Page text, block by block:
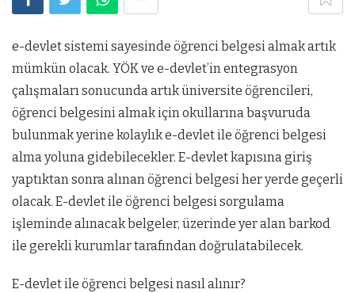
e-devlet sistemi sayesinde öğrenci belgesi almak artık
mümkün olacak. YÖK ve e-devlet’in entegrasyon
çalışmaları sonucunda artık üniversite öğrencileri,
öğrenci belgesini almak için okullarına başvuruda
bulunmak yerine kolaylık e-devlet ile öğrenci belgesi
alma yoluna gidebilecekler. E-devlet kapısına giriş
yaptıktan sonra alınan öğrenci belgesi her yerde geçerli
olacak. E-devlet ile öğrenci belgesi sorgulama
işleminde alınacak belgeler, üzerinde yer alan barkod
ile gerekli kurumlar tarafından doğrulatabilecek.
E-devlet ile öğrenci belgesi nasıl alınır?